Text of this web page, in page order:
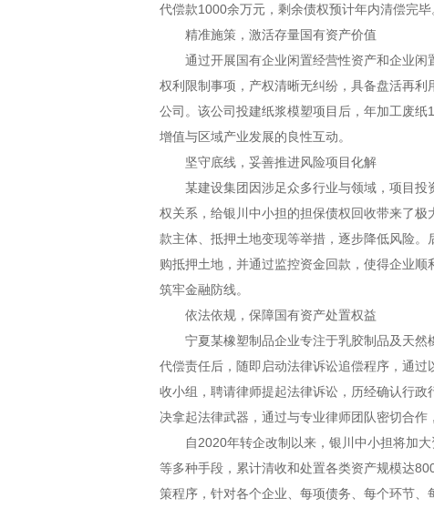
代偿款1000余万元，剩余债权预计年内清偿完
精准施策，激活存量国有资产价值
通过开展国有企业闲置经营性资产和企业
权利限制事项，产权清晰无纠纷，具备盘活再
公司。该公司投建纸浆模塑项目后，年加工废
增值与区域产业发展的良性互动。
坚守底线，妥善推进风险项目化解
某建设集团因涉足众多行业与领域，项目
权关系，给银川中小担的担保债权回收带来了
款主体、抵押土地变现等举措，逐步降低风险
购抵押土地，并通过监控资金回款，使得企业
筑牢金融防线。
依法依规，保障国有资产处置权益
宁夏某橡塑制品企业专注于乳胶制品及天
代偿责任后，随即启动法律诉讼追偿程序，通
收小组，聘请律师提起法律诉讼，历经确认行
决拿起法律武器，通过与专业律师团队密切合作
自2020年转企改制以来，银川中小担将加
等多种手段，累计清收和处置各类资产规模达
策程序，针对各个企业、每项债务、每个环节